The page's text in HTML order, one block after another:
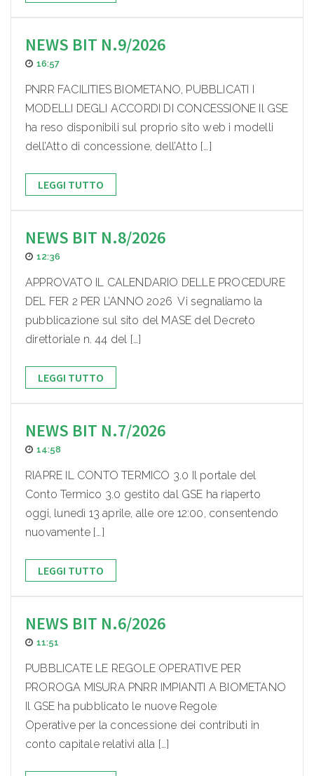
NEWS BIT N.9/2026
16:57
PNRR FACILITIES BIOMETANO, PUBBLICATI I
MODELLI DEGLI ACCORDI DI CONCESSIONE Il GSE
ha reso disponibili sul proprio sito web i modelli
dell’Atto di concessione, dell’Atto […]
LEGGI TUTTO
NEWS BIT N.8/2026
12:36
APPROVATO IL CALENDARIO DELLE PROCEDURE
DEL FER 2 PER L’ANNO 2026 Vi segnaliamo la
pubblicazione sul sito del MASE del Decreto
direttoriale n. 44 del […]
LEGGI TUTTO
NEWS BIT N.7/2026
14:58
RIAPRE IL CONTO TERMICO 3.0 Il portale del
Conto Termico 3.0 gestito dal GSE ha riaperto
oggi, lunedì 13 aprile, alle ore 12:00, consentendo
nuovamente […]
LEGGI TUTTO
NEWS BIT N.6/2026
11:51
PUBBLICATE LE REGOLE OPERATIVE PER
PROROGA MISURA PNRR IMPIANTI A BIOMETANO
Il GSE ha pubblicato le nuove Regole
Operative per la concessione dei contributi in
conto capitale relativi alla […]